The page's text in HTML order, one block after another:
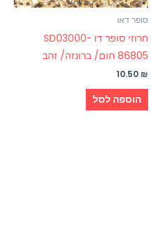
סופר דאו
חרוזי סופר דו SD03000-
86805 חום/ ברונזה/ זהב
10.50 ₪
הוספה לסל